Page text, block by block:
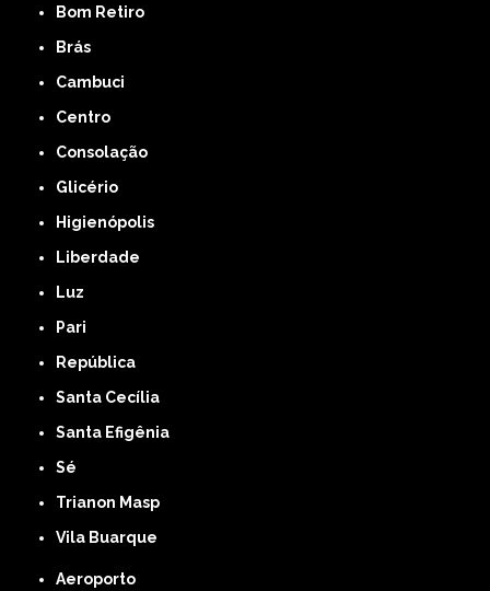
Bom Retiro
Brás
Cambuci
Centro
Consolação
Glicério
Higienópolis
Liberdade
Luz
Pari
República
Santa Cecília
Santa Efigênia
Sé
Trianon Masp
Vila Buarque
Aeroporto